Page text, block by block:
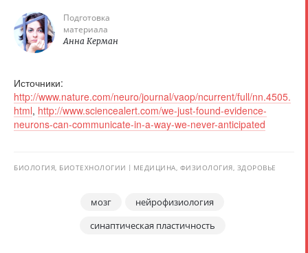
Подготовка
материала
Анна Керман
Источники:
http://www.nature.com/neuro/journal/vaop/ncurrent/full/nn.4505.
html, http://www.sciencealert.com/we-just-found-evidence-
neurons-can-communicate-in-a-way-we-never-anticipated
БИОЛОГИЯ, БИОТЕХНОЛОГИИ МЕДИЦИНА, ФИЗИОЛОГИЯ, ЗДОРОВЬЕ
мозг
нейрофизиология
синаптическая пластичность